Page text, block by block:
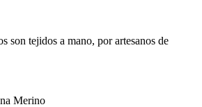
son tejidos a mano, por artesanos de
Merino